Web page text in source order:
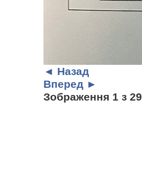
◄ Назад
Вперед ►
Зображення 1 з 29